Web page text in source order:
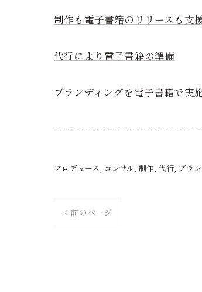
制作も電子書籍のリリースも支
代行により電子書籍の準備
ブランディングを電子書籍で実
プロデュース コンサル 制作 代行 ブラ
< 前のページ